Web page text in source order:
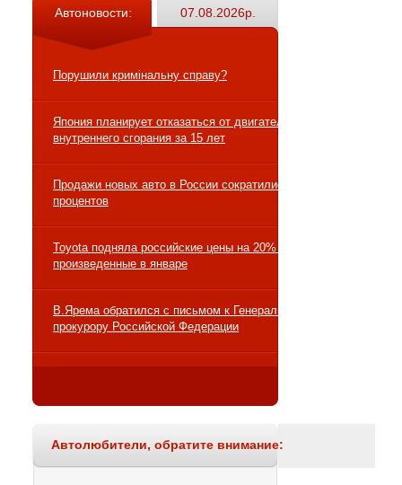
Автоновости: 07.08.2026р.
Порушили кримінальну справу?
Япония планирует отказаться от двигателей
внутреннего сгорания за 15 лет
Продажи новых авто в России сократились на 10
процентов
Toyota подняла российские цены на 20% на авто,
произведенные в январе
В.Ярема обратился с письмом к Генеральному
прокурору Российской Федерации
Автолюбители, обратите внимание: